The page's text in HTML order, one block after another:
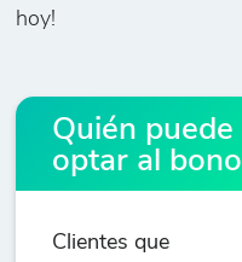
hoy!
Quién puede
optar al bono
Clientes que